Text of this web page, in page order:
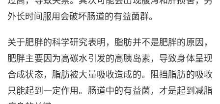
外长时间服用会破坏肠道的有益菌群。
关于肥胖的科学研究表明，脂肪并不是肥胖的原因，
肥胖主要因为高碳水引发的高胰岛素，导致身体呈现
合成状态，脂肪被大量吸收造成的。阻挡脂肪的吸收
只能起到一定作用。肠道中的有益菌，才是起到减脂